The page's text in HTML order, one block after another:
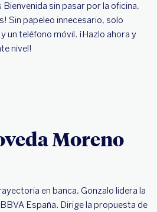
sin pasar por la oficina,
Sin papeleo innecesario, solo
un teléfono móvil. ¡Hazlo ahora y
nivel!
Moreno
en banca, Gonzalo lidera la
España. Dirige la propuesta de